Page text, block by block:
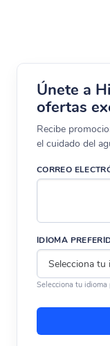
Únete a
ofertas
Recibe
el cuidado del
CORREO
IDIOMA
Selecciona tu idioma